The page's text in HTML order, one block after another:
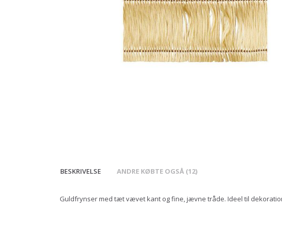
BESKRIVELSE ANDRE KØBTE OGSÅ (12)
Guldfrynser med tæt vævet kant og fine, jævne tråde. Ideel til